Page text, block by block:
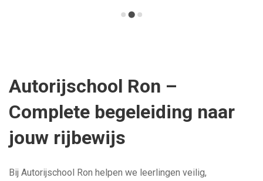
Autorijschool Ron –
Complete begeleiding naar
jouw rijbewijs
Bij Autorijschool Ron helpen we leerlingen veilig,